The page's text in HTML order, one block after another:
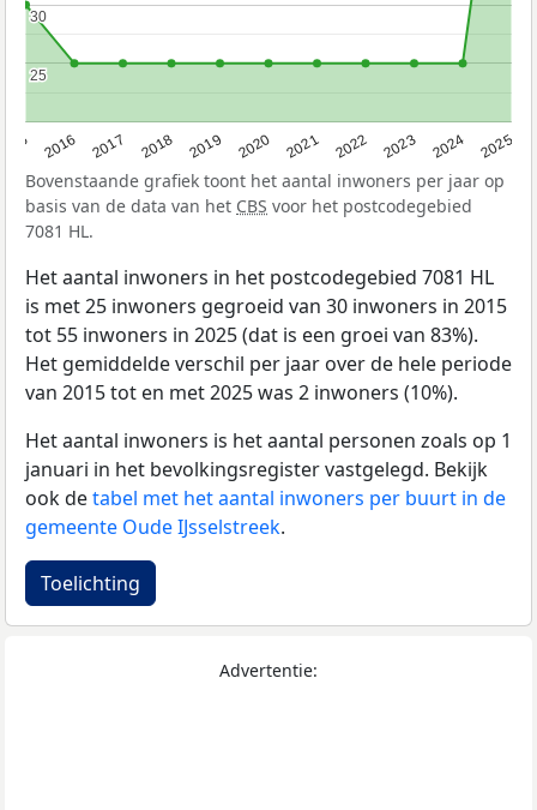
2016 2017 2018 2019 2020 2021 2022 2023 2024 2025
25
25
30
30
Bovenstaande grafiek toont het aantal inwoners per jaar op
basis van de data van het CBS voor het postcodegebied
7081 HL.
Het aantal inwoners in het postcodegebied 7081 HL
is met 25 inwoners gegroeid van 30 inwoners in 2015
tot 55 inwoners in 2025 (dat is een groei van 83%).
Het gemiddelde verschil per jaar over de hele periode
van 2015 tot en met 2025 was 2 inwoners (10%).
Het aantal inwoners is het aantal personen zoals op 1
januari in het bevolkingsregister vastgelegd. Bekijk
ook detabel met het aantal inwoners per buurt in de
gemeente Oude IJsselstreek.
Toelichting
Advertentie: